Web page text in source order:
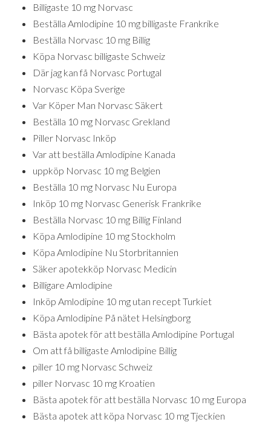
Billigaste 10 mg Norvasc
Beställa Amlodipine 10 mg billigaste Frankrike
Beställa Norvasc 10 mg Billig
Köpa Norvasc billigaste Schweiz
Där jag kan få Norvasc Portugal
Norvasc Köpa Sverige
Var Köper Man Norvasc Säkert
Beställa 10 mg Norvasc Grekland
Piller Norvasc Inköp
Var att beställa Amlodipine Kanada
uppköp Norvasc 10 mg Belgien
Beställa 10 mg Norvasc Nu Europa
Inköp 10 mg Norvasc Generisk Frankrike
Beställa Norvasc 10 mg Billig Finland
Köpa Amlodipine 10 mg Stockholm
Köpa Amlodipine Nu Storbritannien
Säker apotekköp Norvasc Medicin
Billigare Amlodipine
Inköp Amlodipine 10 mg utan recept Turkiet
Köpa Amlodipine På nätet Helsingborg
Bästa apotek för att beställa Amlodipine Portugal
Om att få billigaste Amlodipine Billig
piller 10 mg Norvasc Schweiz
piller Norvasc 10 mg Kroatien
Bästa apotek för att beställa Norvasc 10 mg Europa
Bästa apotek att köpa Norvasc 10 mg Tjeckien